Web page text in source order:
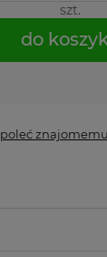
szt.
do
poleć znajomemu